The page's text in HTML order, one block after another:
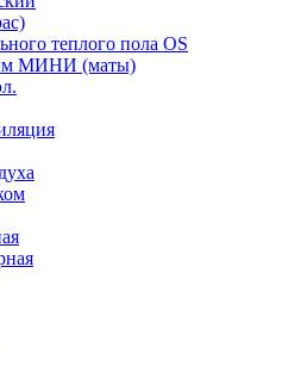
теплого пола OS
МИНИ (маты)